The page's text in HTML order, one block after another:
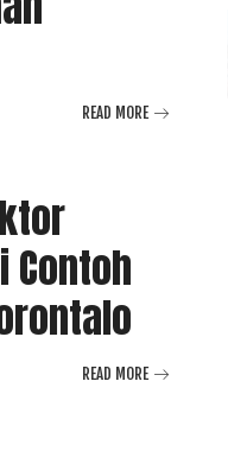
READ MORE
Contoh
READ MORE